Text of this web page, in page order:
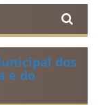
dos
e do